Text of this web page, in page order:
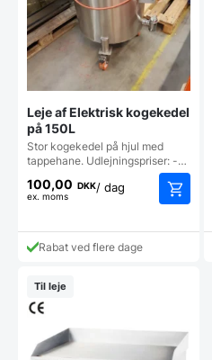
Leje af Elektrisk kogekedel
på 150L
Stor kogekedel på hjul med
tappehane. Udlejningspriser: -…
100,00 DKK
ex. moms
/ dag
Rabat ved flere dage
Til leje